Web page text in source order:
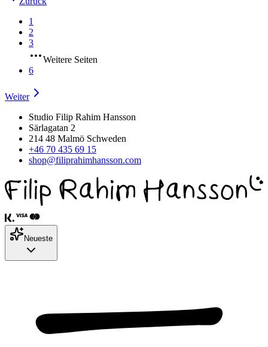
1
2
3
Weitere Seiten
6
Weiter
Studio Filip Rahim Hansson
Särlagatan 2
214 48 Malmö Schweden
+46 70 435 69 15
shop@filiprahimhansson.com
Neueste